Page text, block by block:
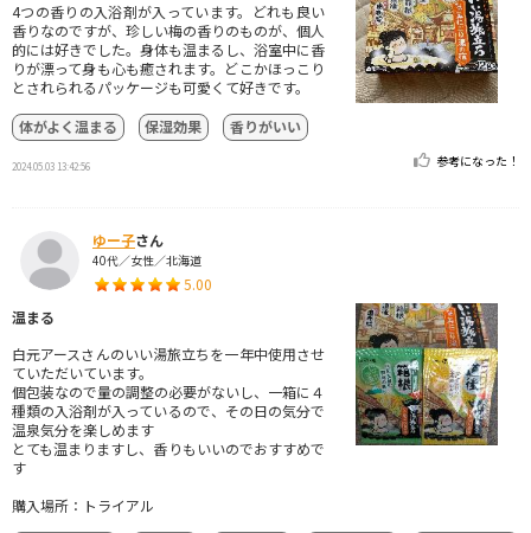
4つの香りの入浴剤が入っています。どれも良い
香りなのですが、珍しい梅の香りのものが、個人
的には好きでした。身体も温まるし、浴室中に香
りが漂って身も心も癒されます。どこかほっこり
とされられるパッケージも可愛くて好きです。
体がよく温まる
保湿効果 香りがいい
2024.05.03 13:42:56 参考になった！
ゆー子さん
40代／女性／北海道
5.00
温まる
白元アースさんのいい湯旅立ちを一年中使用させ
ていただいています。
個包装なので量の調整の必要がないし、一箱に４
種類の入浴剤が入っているので、その日の気分で
温泉気分を楽しめます
とても温まりますし、香りもいいのでおすすめで
す
購入場所：トライアル